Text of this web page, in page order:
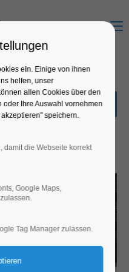
Menu
ein. Einige von ihnen
helfen, unser
allen Cookies über den
oder Ihre Auswahl vornehmen
speichern.
damit die Webseite korrekt
Google Maps,
Tag Manager zulassen.